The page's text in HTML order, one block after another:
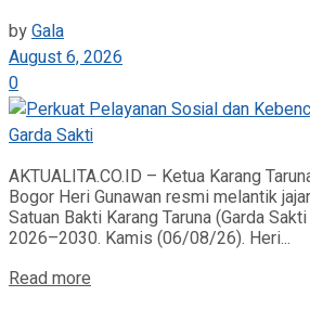
byGala
August 6, 2026
0
AKTUALITA.CO.ID – Ketua Karang
Bogor Heri Gunawan resmi melantik
Satuan Bakti Karang Taruna (Garda
2026–2030. Kamis (06/08/26). Heri...
Read more